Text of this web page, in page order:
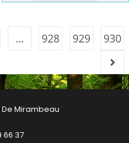
… 928 929 930
De Mirambeau
66 37